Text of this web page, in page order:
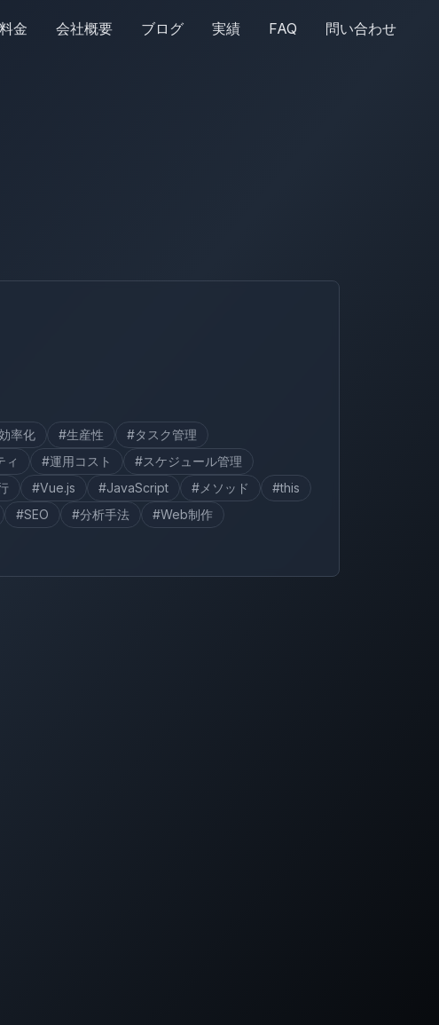
金 会社概要 ブログ 実績 FAQ 問い合わせ
率化 #生産性
#タスク管理
ィ #運用コスト
#スケジュール管理
#Vue.js #JavaScript #メソッド
#this
#SEO #分析手法
#Web制作